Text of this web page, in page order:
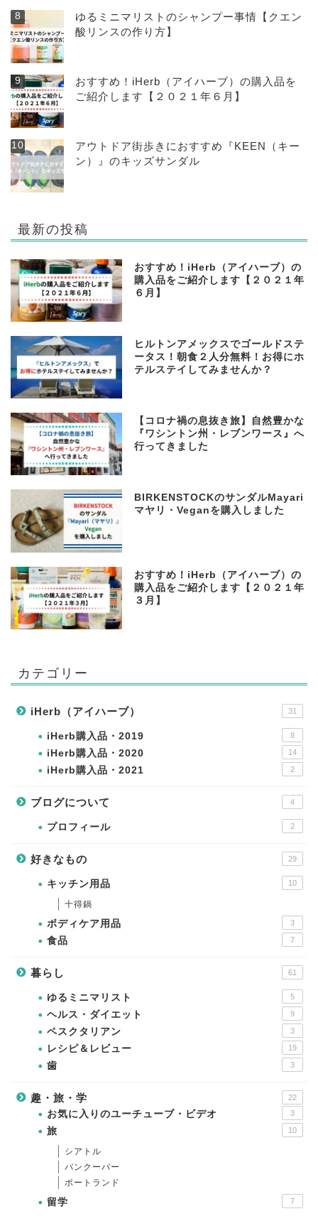
ゆるミニマリストのシャンプー事情【クエン
酸リンスの作り方】
おすすめ！iHerb（アイハーブ）の購入品を
ご紹介します【２０２１年６月】
アウトドア街歩きにおすすめ『KEEN（キー
ン）』のキッズサンダル
最新の投稿
おすすめ！iHerb（アイハーブ）の
購入品をご紹介します【２０２１年
６月】
ヒルトンアメックスでゴールドステ
ータス！朝食２人分無料！お得にホ
テルステイしてみませんか？
【コロナ禍の息抜き旅】自然豊かな
『ワシントン州・レブンワース』へ
行ってきました
BIRKENSTOCKのサンダルMayari
マヤリ・Veganを購入しました
おすすめ！iHerb（アイハーブ）の
購入品をご紹介します【２０２１年
３月】
カテゴリー
iHerb（アイハーブ） 31
iHerb購入品・2019 8
iHerb購入品・2020 14
iHerb購入品・2021 2
ブログについて 4
プロフィール 2
好きなもの 29
キッチン用品 10
十得鍋
ボディケア用品 3
食品 7
暮らし 61
ゆるミニマリスト 5
ヘルス・ダイエット 9
ペスクタリアン 3
レシピ＆レビュー 19
歯 3
趣・旅・学 22
お気に入りのユーチューブ・ビデオ 3
旅 10
シアトル
バンクーバー
ポートランド
留学 7